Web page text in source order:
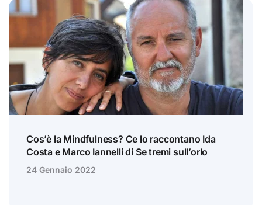
Cos’è la Mindfulness? Ce lo raccontano Ida
Costa e Marco Iannelli di Se tremi sull’orlo
24 Gennaio 2022